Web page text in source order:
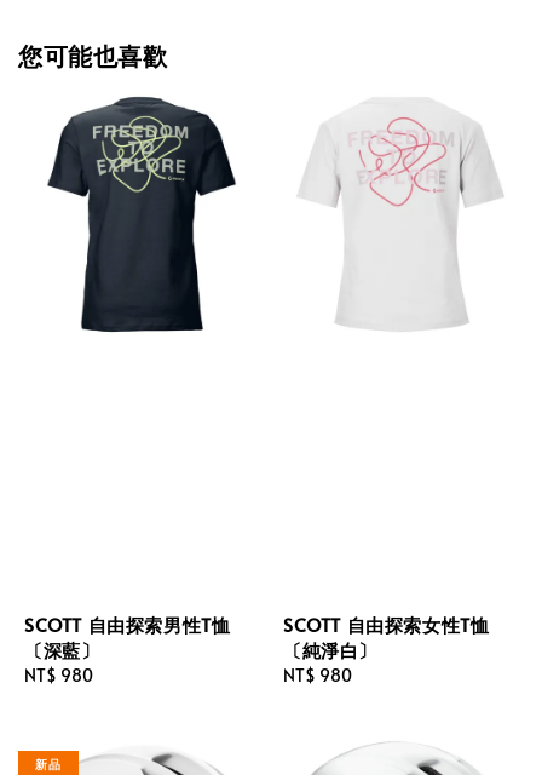
您可能也喜歡
SCOTT 自由探索男性T恤
〔深藍〕
Regular
NT$ 980
SCOTT 自由探索女性T恤
〔純淨白〕
Regular
NT$ 980
新品